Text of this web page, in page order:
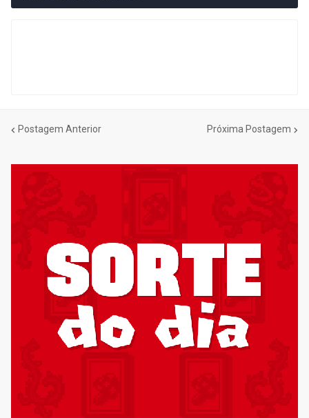
Postagem Anterior Próxima Postagem